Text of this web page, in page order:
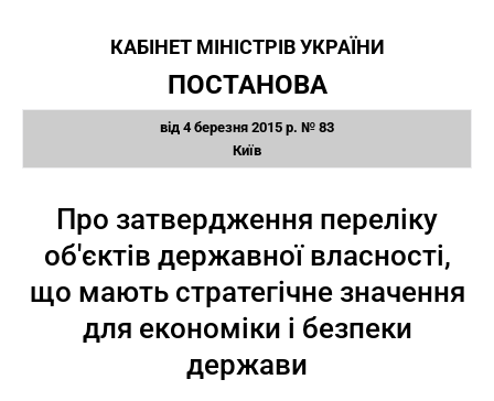
КАБІНЕТ МІНІСТРІВ УКРАЇНИ
ПОСТАНОВА
від 4 березня 2015 р. № 83
Київ
Про затвердження переліку
об'єктів державної власності,
що мають стратегічне значення
для економіки і безпеки
держави